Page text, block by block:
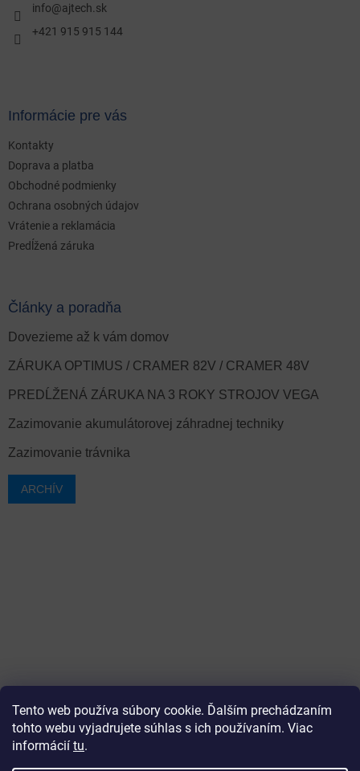
Tento web používa súbory cookie. Ďalším prechádzaním
tohto webu vyjadrujete súhlas s ich používaním. Viac
informácií tu.
info@ajtech.sk
+421 915 915 144
Informácie pre vás
Kontakty
Doprava a platba
Obchodné podmienky
Ochrana osobných údajov
Vrátenie a reklamácia
Predĺžená záruka
Články a poradňa
Dovezieme až k vám domov
ZÁRUKA OPTIMUS / CRAMER 82V / CRAMER 48V
PREDĹŽENÁ ZÁRUKA NA 3 ROKY STROJOV VEGA
Zazimovanie akumulátorovej záhradnej techniky
Zazimovanie trávnika
ARCHÍV